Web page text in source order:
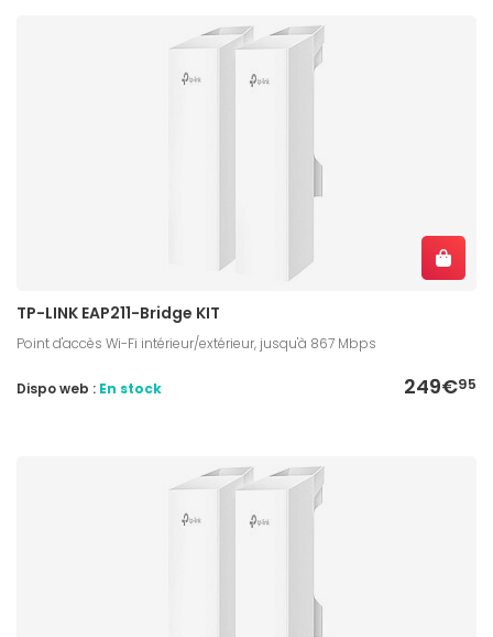
TP-LINK EAP211-Bridge KIT
Point d'accès Wi-Fi intérieur/extérieur, jusqu'à 867 Mbps
249€95
Dispo web : En stock